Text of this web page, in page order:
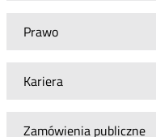
Prawo
Kariera
Zamówienia publiczne